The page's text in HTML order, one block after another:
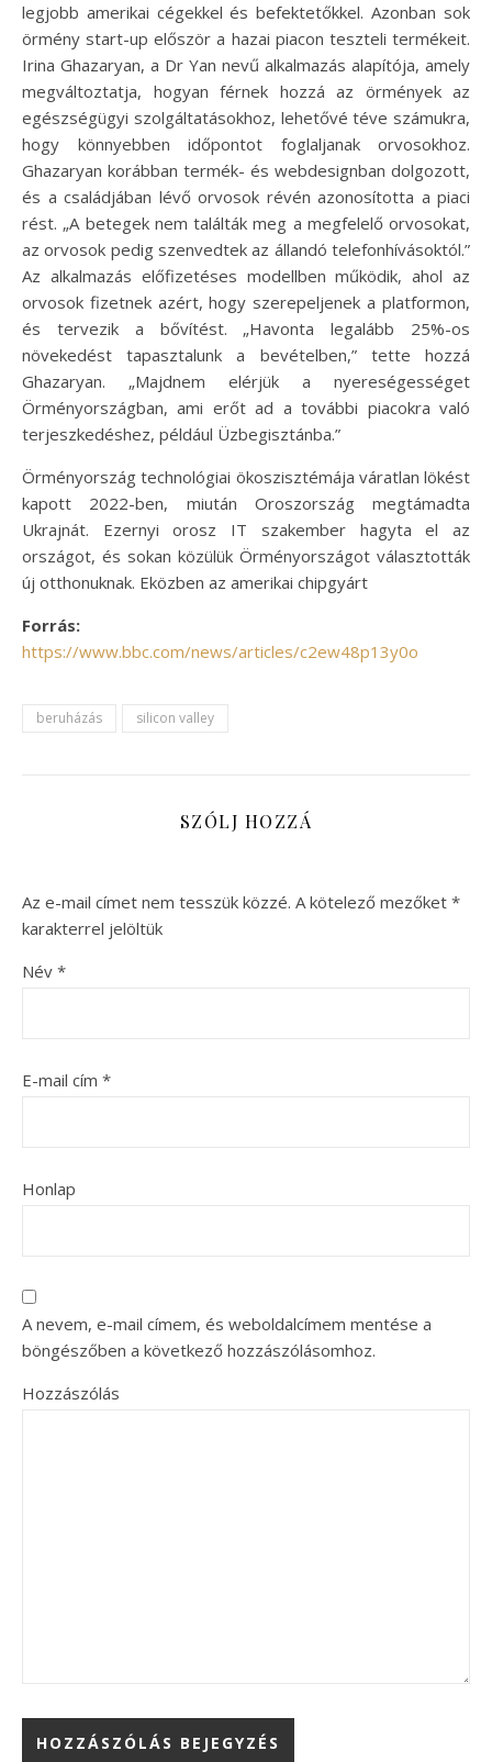
legjobb amerikai cégekkel és befektetőkkel. Azonban sok
örmény start-up először a hazai piacon teszteli termékeit.
Irina Ghazaryan, a Dr Yan nevű alkalmazás alapítója, amely
megváltoztatja, hogyan férnek hozzá az örmények az
egészségügyi szolgáltatásokhoz, lehetővé téve számukra,
hogy könnyebben időpontot foglaljanak orvosokhoz.
Ghazaryan korábban termék- és webdesignban dolgozott,
és a családjában lévő orvosok révén azonosította a piaci
rést. „A betegek nem találták meg a megfelelő orvosokat,
az orvosok pedig szenvedtek az állandó telefonhívásoktól.”
Az alkalmazás előfizetéses modellben működik, ahol az
orvosok fizetnek azért, hogy szerepeljenek a platformon,
és tervezik a bővítést. „Havonta legalább 25%-os
növekedést tapasztalunk a bevételben,” tette hozzá
Ghazaryan. „Majdnem elérjük a nyereségességet
Örményországban, ami erőt ad a további piacokra való
terjeszkedéshez, például Üzbegisztánba.”
Örményország technológiai ökoszisztémája váratlan lökést
kapott 2022-ben, miután Oroszország megtámadta
Ukrajnát. Ezernyi orosz IT szakember hagyta el az
országot, és sokan közülük Örményországot választották
új otthonuknak. Eközben az amerikai chipgyárt
Forrás:
https://www.bbc.com/news/articles/c2ew48p13y0o
beruházás silicon valley
SZÓLJ HOZZÁ
Az e-mail címet nem tesszük közzé. A kötelező mezőket *
karakterrel jelöltük
Név *
E-mail cím *
Honlap
A nevem, e-mail címem, és weboldalcímem mentése a
böngészőben a következő hozzászólásomhoz.
Hozzászólás